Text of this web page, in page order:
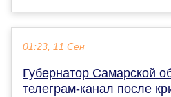
01:23, 11 Сен
Губернатор Самарской
телеграм-канал после